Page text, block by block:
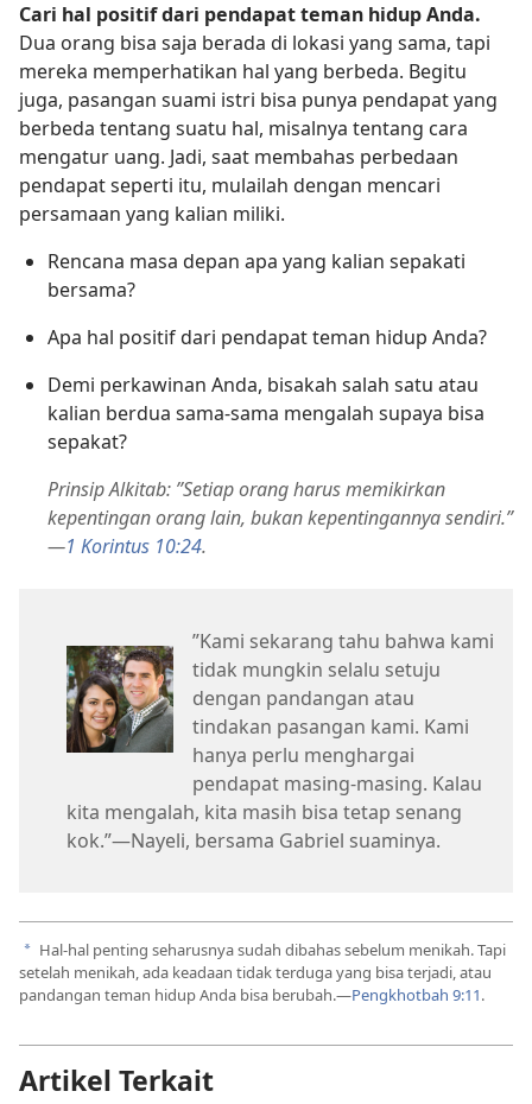
Cari hal positif dari pendapat teman hidup Anda.
Dua orang bisa saja berada di lokasi yang sama, tapi
mereka memperhatikan hal yang berbeda. Begitu
juga, pasangan suami istri bisa punya pendapat yang
berbeda tentang suatu hal, misalnya tentang cara
mengatur uang. Jadi, saat membahas perbedaan
pendapat seperti itu, mulailah dengan mencari
persamaan yang kalian miliki.
Rencana masa depan apa yang kalian sepakati
bersama?
Apa hal positif dari pendapat teman hidup Anda?
Demi perkawinan Anda, bisakah salah satu atau
kalian berdua sama-sama mengalah supaya bisa
sepakat?
Prinsip Alkitab: ”Setiap orang harus memikirkan
kepentingan orang lain, bukan kepentingannya sendiri.”​
—1 Korintus 10:24.
”Kami sekarang tahu bahwa kami
tidak mungkin selalu setuju
dengan pandangan atau
tindakan pasangan kami. Kami
hanya perlu menghargai
pendapat masing-masing. Kalau
kita mengalah, kita masih bisa tetap senang
kok.”​—Nayeli, bersama Gabriel suaminya.
a Hal-hal penting seharusnya sudah dibahas sebelum menikah. Tapi
setelah menikah, ada keadaan tidak terduga yang bisa terjadi, atau
pandangan teman hidup Anda bisa berubah.​—Pengkhotbah 9:11.
Artikel Terkait